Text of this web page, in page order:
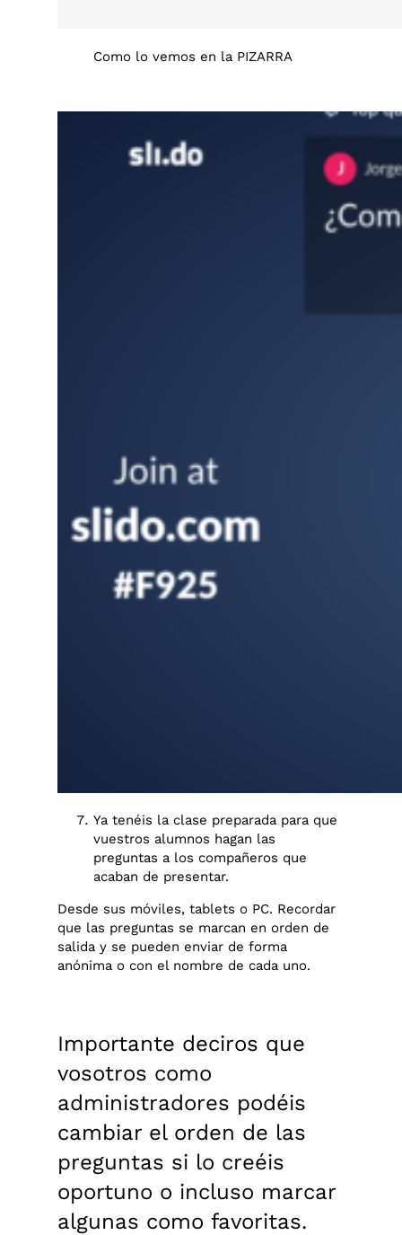
Como lo vemos en la PIZARRA
Ya tenéis la clase preparada para que
vuestros alumnos hagan las
preguntas a los compañeros que
acaban de presentar.
Desde sus móviles, tablets o PC. Recordar
que las preguntas se marcan en orden de
salida y se pueden enviar de forma
anónima o con el nombre de cada uno.
Importante deciros que
vosotros como
administradores podéis
cambiar el orden de las
preguntas si lo creéis
oportuno o incluso marcar
algunas como favoritas.